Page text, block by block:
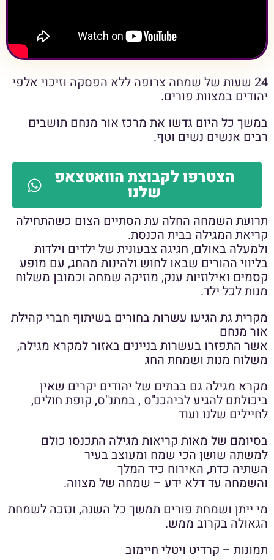
24 שעות של שמחה צרופה ללא הפסקה וזיכוי אלפי
יהודים במצוות פורים.
במשך כל היום גדשו את מרכז אור מנחם תושבים
רבים אנשים נשים וטף.
הצטרפו לקבוצת הוואטצאפ
שלנו
תרועת השמחה החלה עת הסתיים הצום כשהתחילה
קריאת המגילה בבית הכנסת.
ולמעלה באולם, חגיגה צבעונית של ילדים וילדות
בליווי ההורים שבאו לחוש ולהינות מהחג, עם מופע
קסמים ואילוזיות ענק, מוזיקה שמחה וכמובן משלוח
מנות לכל ילד.
מקרית גת הגיעו עשרות בחורים בשיתוף חברי קהילת
אור מנחם
אשר התפזרו בעשרות בניינים באזור למקרא מגילה,
משלוח מנות ושמחת החג
מקרא מגילה גם בבתים של יהודים יקרים שאין
ביכולתם להגיע לביהכנ"ס , במתנ"ס, קופת חולים,
לחיילים שלנו ועוד
בסיומם של מאות קריאות מגילה התכנסו כולם
למשתה שושן הכי שמח ומעוצב בעיר
השתיה כדת, האירוח כיד המלך
והשמחה עד דלא ידע – שמחה של מצווה.
מי ייתן ושמחת פורים תמשך כל השנה, ונזכה לשמחת
הגאולה בקרוב ממש.
תמונות – קרדיט ויטלי חיימוב